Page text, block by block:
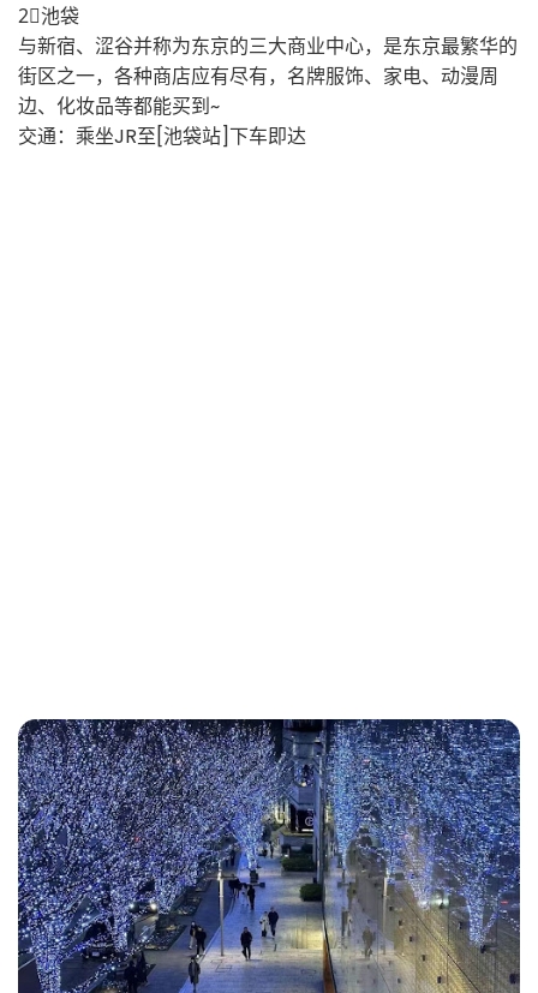
2⃣️池袋
与新宿、涩谷并称为东京的三大商业中心，是东京最繁华的
街区之一，各种商店应有尽有，名牌服饰、家电、动漫周
边、化妆品等都能买到~
交通：乘坐JR至[池袋站]下车即达